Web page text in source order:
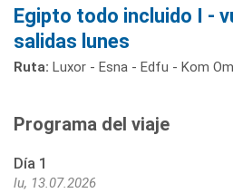
Egipto todo incluido I -
salidas lunes
Ruta: Luxor - Esna - Edfu - Kom
Programa del viaje
Día 1
lu, 13.07.2026